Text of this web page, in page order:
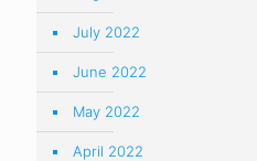
July 2022
June 2022
May 2022
April 2022